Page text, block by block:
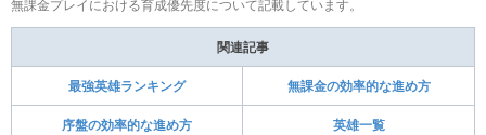
無課金プレイにおける育成優先度について記載しています。
関連記事
最強英雄ランキング 無課金の効率的な進め方
序盤の効率的な進め方 英雄一覧